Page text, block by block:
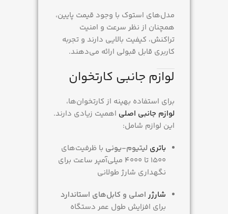
مدل‌های استوک با وجود قیمت پایین،
همچنان از نظر سرعت و امنیت
تراکنش، کیفیت بالایی دارند و تجربه
کاربری قابل قبولی ارائه می‌دهند.
لوازم جانبی کارتخوان
برای استفاده بهینه از کارتخوان‌ها،
لوازم جانبی اصلی اهمیت زیادی دارند.
این لوازم شامل:
باتری لیتیوم-یونی با ظرفیت‌های
۱۵۰۰ تا ۴۰۰۰ میلی‌آمپر ساعت برای
نگهداری شارژ طولانی
شارژر اصلی و کابل‌های استاندارد
برای افزایش طول عمر دستگاه